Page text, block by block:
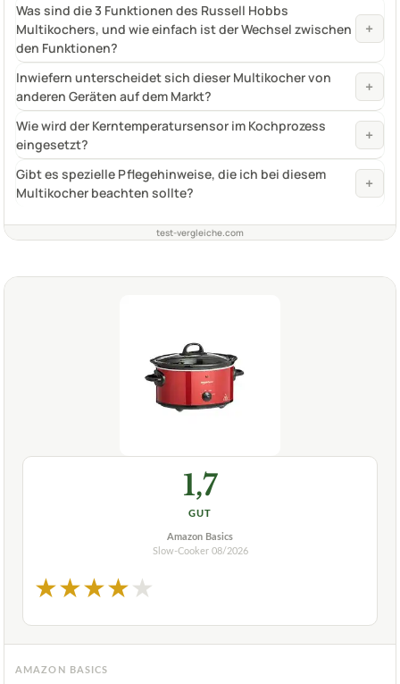
Was sind die 3 Funktionen des Russell Hobbs
Multikochers, und wie einfach ist der Wechsel zwischen
den Funktionen?
+
Inwiefern unterscheidet sich dieser Multikocher von
anderen Geräten auf dem Markt?
+
Wie wird der Kerntemperatursensor im Kochprozess
eingesetzt?
+
Gibt es spezielle Pflegehinweise, die ich bei diesem
Multikocher beachten sollte?
+
test-vergleiche.com
1,7
GUT
Amazon Basics
Slow-Cooker 08/2026
★★★★★
AMAZON BASICS